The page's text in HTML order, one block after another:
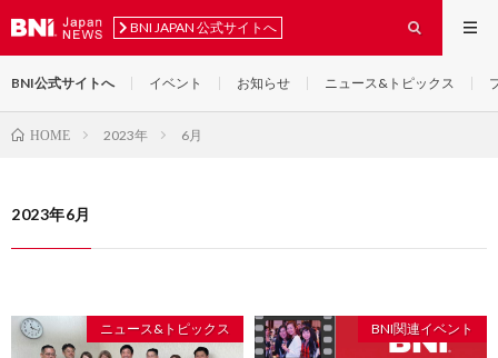
BNI JAPAN 公式サイトへ
BNI公式サイトへ イベント お知らせ ニュース&トピックス
HOME 2023年 6月
2023年6月
ニュース&トピックス BNI関連イベント